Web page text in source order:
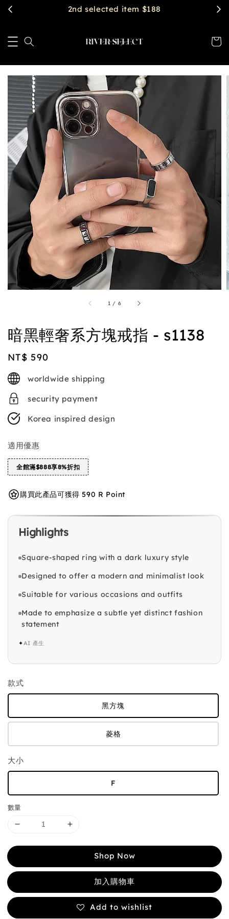
2nd selected item $188
1 / 6
暗黑輕奢系方塊戒指 - s1138
Regular
price
NT$ 590
worldwide shipping
security payment
Korea inspired design
適用優惠
全館滿$888享8%折扣
購買此產品可獲得 590 R Point
Highlights
Square-shaped ring with a dark luxury style
Designed to offer a modern and minimalist look
Suitable for various occasions and outfits
Made to emphasize a subtle yet distinct fashion
statement
✦AI 產生
款式
黑方塊
菱格
大小
F
數量
Shop Now
加入購物車
Add to wishlist